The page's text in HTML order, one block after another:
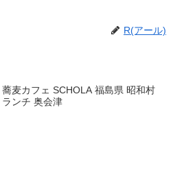
R(アール)
蕎麦カフェ SCHOLA 福島県 昭和村
ランチ 奥会津